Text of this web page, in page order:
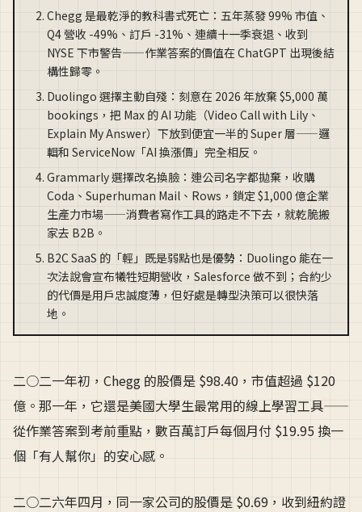
Chegg 是最乾淨的教科書式死亡：五年蒸發 99% 市值、
Q4 營收 -49%、訂戶 -31%、連續十一季衰退、收到
NYSE 下市警告——作業答案的價值在 ChatGPT 出現後結
構性歸零。
Duolingo 選擇主動自殘：刻意在 2026 年放棄 $5,000 萬
bookings，把 Max 的 AI 功能（Video Call with Lily、
Explain My Answer）下放到便宜一半的 Super 層——邏
輯和 ServiceNow「AI 換漲價」完全相反。
Grammarly 選擇改名換臉：連公司名字都拋棄，收購
Coda、Superhuman Mail、Rows，鎖定 $1,000 億企業
生產力市場——消費者寫作工具的路走不下去，就乾脆搬
家去 B2B。
B2C SaaS 的「輕」既是弱點也是優勢：Duolingo 能在一
次法說會宣布犧牲短期營收，Salesforce 做不到；合約少
的代價是用戶忠誠度薄，但好處是轉型決策可以很快落
地。
二○二一年初，Chegg 的股價是 $98.40，市值超過 $120
億。那一年，它還是美國大學生最常用的線上學習工具——
從作業答案到考前重點，數百萬訂戶每個月付 $19.95 換一
個「有人幫你」的安心感。
二○二六年四月，同一家公司的股價是 $0.69，收到紐約證